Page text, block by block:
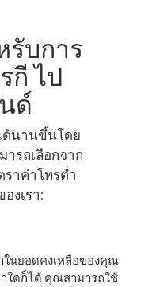
รับการ
กี ไป
ด์
ด้นานขึ้นโดย
รถเลือกจาก
ราค่าโทรต่ำ
งเรา:
ในยอดคงเหลือของคุณ
ใดก็ได้ คุณสามารถใช้